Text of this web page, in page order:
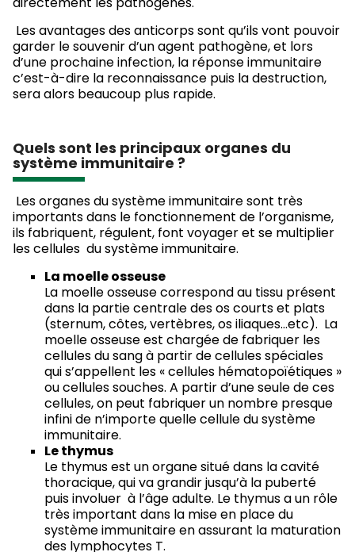
Les avantages des anticorps sont qu’ils vont pouvoir
garder le souvenir d’un agent pathogène, et lors
d’une prochaine infection, la réponse immunitaire
c’est-à-dire la reconnaissance puis la destruction,
sera alors beaucoup plus rapide.
Quels sont les principaux organes du
système immunitaire ?
Les organes du système immunitaire sont très
importants dans le fonctionnement de l’organisme,
ils fabriquent, régulent, font voyager et se multiplier
les cellules du système immunitaire.
La moelle osseuse
La moelle osseuse correspond au tissu présent
dans la partie centrale des os courts et plats
(sternum, côtes, vertèbres, os iliaques…etc). La
moelle osseuse est chargée de fabriquer les
cellules du sang à partir de cellules spéciales
qui s’appellent les « cellules hématopoïétiques »
ou cellules souches. A partir d’une seule de ces
cellules, on peut fabriquer un nombre presque
infini de n’importe quelle cellule du système
immunitaire.
Le thymus
Le thymus est un organe situé dans la cavité
thoracique, qui va grandir jusqu’à la puberté
puis involuer à l’âge adulte. Le thymus a un rôle
très important dans la mise en place du
système immunitaire en assurant la maturation
des lymphocytes T.